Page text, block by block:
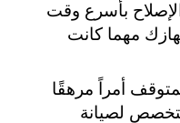
بأسرع وقت
مهما كانت
أمراً مرهقًا
لصيانة